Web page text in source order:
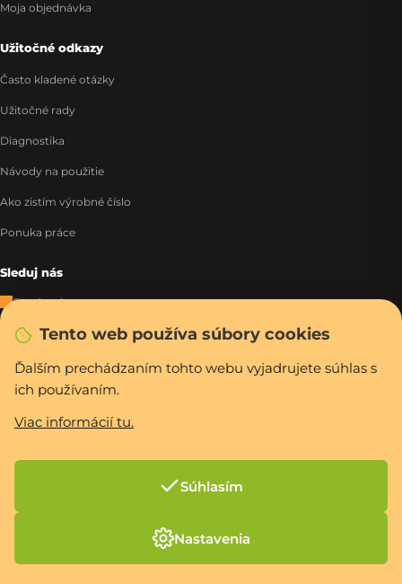
Tento web používa súbory cookies
Ďalším prechádzaním tohto webu vyjadrujete súhlas s
ich používaním.
Viac informácií tu.
Súhlasím
Nastavenia
Moja objednávka
Užitočné odkazy
Často kladené otázky
Užitočné rady
Diagnostika
Návody na použitie
Ako zistím výrobné číslo
Ponuka práce
Sleduj nás
Facebook
Instagram
Tiktok
WhatsApp
PCexpres.sk. Všetky práva vyhradené.